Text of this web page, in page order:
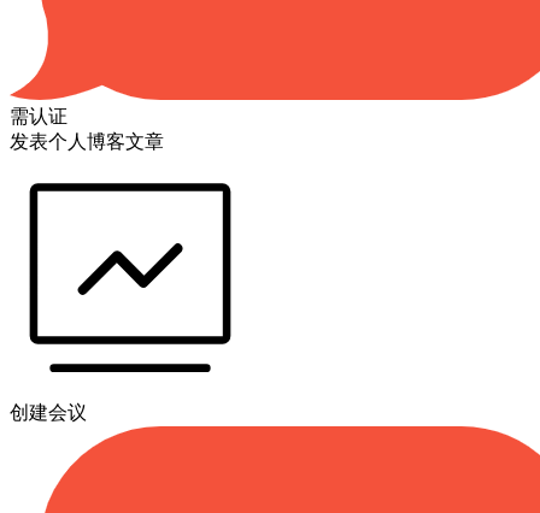
需认证
发表个人博客文章
创建会议